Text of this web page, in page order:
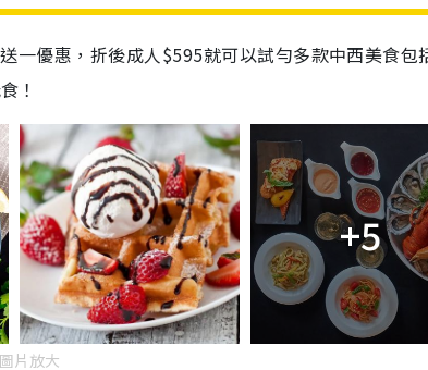
一優惠，折後成人$595就可以試勻多款中西美食包
！
+5
片放大